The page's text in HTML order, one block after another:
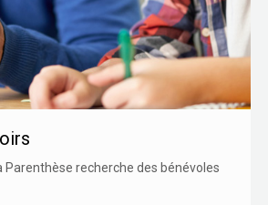
Parenthèse recherche des bénévoles